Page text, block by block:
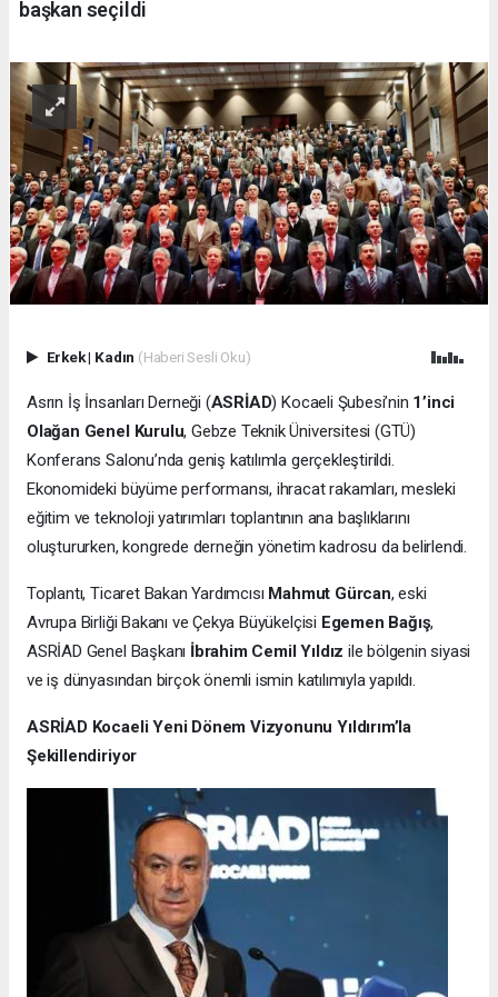
başkan seçildi
Erkek| Kadın (Haberi Sesli Oku)
Asrın İş İnsanları Derneği (ASRİAD) Kocaeli Şubesi’nin 1’inci
Olağan Genel Kurulu, Gebze Teknik Üniversitesi (GTÜ)
Konferans Salonu’nda geniş katılımla gerçekleştirildi.
Ekonomideki büyüme performansı, ihracat rakamları, mesleki
eğitim ve teknoloji yatırımları toplantının ana başlıklarını
oluştururken, kongrede derneğin yönetim kadrosu da belirlendi.
Toplantı, Ticaret Bakan Yardımcısı Mahmut Gürcan, eski
Avrupa Birliği Bakanı ve Çekya Büyükelçisi Egemen Bağış,
ASRİAD Genel Başkanı İbrahim Cemil Yıldız ile bölgenin siyasi
ve iş dünyasından birçok önemli ismin katılımıyla yapıldı.
ASRİAD Kocaeli Yeni Dönem Vizyonunu Yıldırım’la
Şekillendiriyor